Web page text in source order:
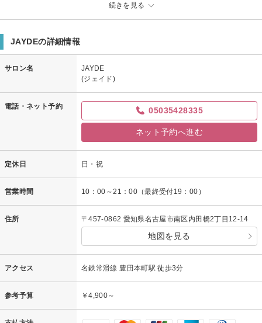
続きを見る
浅葱様
す！会話が少ない、、、お待たせしては！と集中してしまいました。満足
されているとの事でとても嬉しいです。またのご来店お待ちいたしており
JAYDEの詳細情報
サロン名
JAYDE
(ジェイド)
電話・ネット予約 05035428335
ネット予約へ進む
定休日 日・祝
営業時間 10：00～21：00（最終受付19：00）
住所 〒457-0862 愛知県名古屋市南区内田橋2丁目12-14
地図を見る
アクセス 名鉄常滑線 豊田本町駅 徒歩3分
参考予算 ￥4,900～